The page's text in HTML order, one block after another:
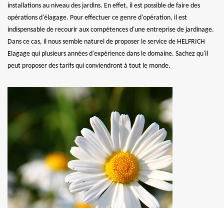
installations au niveau des jardins. En effet, il est possible de faire des
opérations d'élagage. Pour effectuer ce genre d'opération, il est
indispensable de recourir aux compétences d'une entreprise de jardinage.
Dans ce cas, il nous semble naturel de proposer le service de HELFRICH
Elagage qui plusieurs années d'expérience dans le domaine. Sachez qu'il
peut proposer des tarifs qui conviendront à tout le monde.